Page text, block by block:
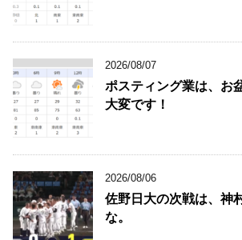
2026/08/07
ポスティング業は、お
大変です！
2026/08/06
佐野日大の次戦は、神
な。